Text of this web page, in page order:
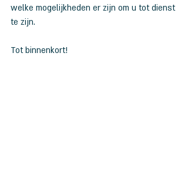
welke mogelijkheden er zijn om u tot dienst
te zijn.
Tot binnenkort!